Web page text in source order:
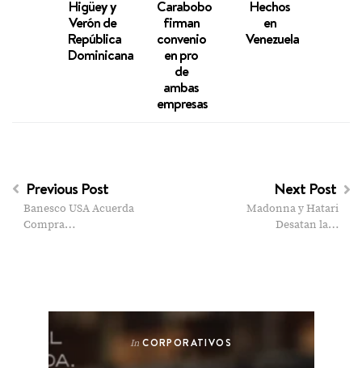
Higüey y
Verón de
República
Dominicana
Carabobo
firman
convenio
en pro
de
ambas
empresas
Hechos
en
Venezuela
Previous Post
Banesco USA Acuerda
Compra…
Next Post
Madonna y Hatari
Desatan la…
In CORPORATIVOS